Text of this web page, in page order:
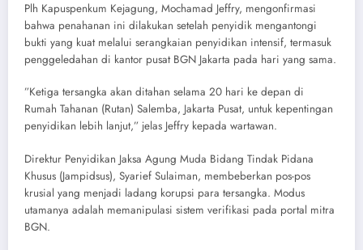
​Plh Kapuspenkum Kejagung, Mochamad Jeffry, mengonfirmasi
bahwa penahanan ini dilakukan setelah penyidik mengantongi
bukti yang kuat melalui serangkaian penyidikan intensif, termasuk
penggeledahan di kantor pusat BGN Jakarta pada hari yang sama.
​”Ketiga tersangka akan ditahan selama 20 hari ke depan di
Rumah Tahanan (Rutan) Salemba, Jakarta Pusat, untuk kepentingan
penyidikan lebih lanjut,” jelas Jeffry kepada wartawan.
​Direktur Penyidikan Jaksa Agung Muda Bidang Tindak Pidana
Khusus (Jampidsus), Syarief Sulaiman, membeberkan pos-pos
krusial yang menjadi ladang korupsi para tersangka. Modus
utamanya adalah memanipulasi sistem verifikasi pada portal mitra
BGN.